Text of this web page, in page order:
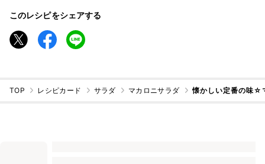
このレシピをシェアする
TOP レシピカード サラダ マカロニサラダ 懐かしい定番の味☆